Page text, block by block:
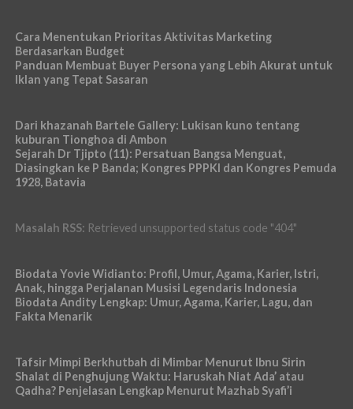
Cara Menentukan Prioritas Aktivitas Marketing
Berdasarkan Budget
Panduan Membuat Buyer Persona yang Lebih Akurat untuk
Iklan yang Tepat Sasaran
Dari khazanah Bartele Gallery: Lukisan kuno tentang
kuburan Tionghoa di Ambon
Sejarah Dr Tjipto (11): Persatuan Bangsa Menguat,
Diasingkan ke P Banda; Kongres PPPKI dan Kongres Pemuda
1928, Batavia
Masalah RSS: Retrieved unsupported status code "404"
Biodata Yovie Widianto: Profil, Umur, Agama, Karier, Istri,
Anak, hingga Perjalanan Musisi Legendaris Indonesia
Biodata Andity Lengkap: Umur, Agama, Karier, Lagu, dan
Fakta Menarik
Tafsir Mimpi Berkhutbah di Mimbar Menurut Ibnu Sirin
Shalat di Penghujung Waktu: Haruskah Niat Ada’ atau
Qadha? Penjelasan Lengkap Menurut Mazhab Syafi’i